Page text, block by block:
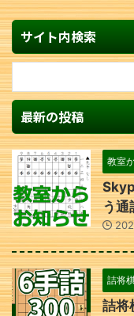
サイト内検索
最新の投稿
教室
う通
詰将
詰将